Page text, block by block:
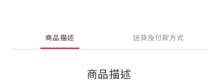
商品描述 送貨及付款方式
商品描述